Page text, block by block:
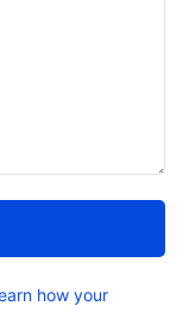
how your